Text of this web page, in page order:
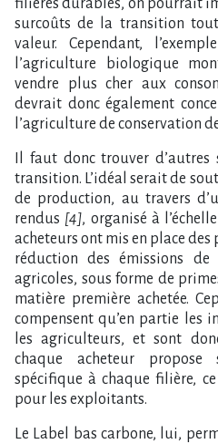
filières durables, on pourrait
surcoûts de la transition
valeur. Cependant,
l’agriculture biologique
vendre plus cher aux
devrait donc également
l’agriculture de conservation
Il faut donc trouver
transition. L’idéal serait de
de production, au travers
rendus [4], organisé à
acheteurs ont mis en place
réduction des émissions de
agricoles, sous forme de
matière première achetée.
compensent qu’en partie les
les agriculteurs, et sont
chaque acheteur propose
spécifique à chaque filière,
pour les exploitants.
Le Label bas carbone, lui,